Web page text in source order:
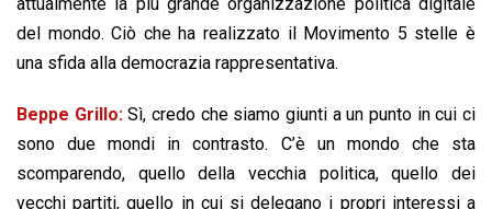
attualmente la più grande organizzazione politica digitale
del mondo. Ciò che ha realizzato il Movimento 5 stelle è
una sfida alla democrazia rappresentativa.
Beppe Grillo:Sì, credo che siamo giunti a un punto in cui ci
sono due mondi in contrasto. C’è un mondo che sta
scomparendo, quello della vecchia politica, quello dei
vecchi partiti, quello in cui si delegano i propri interessi a